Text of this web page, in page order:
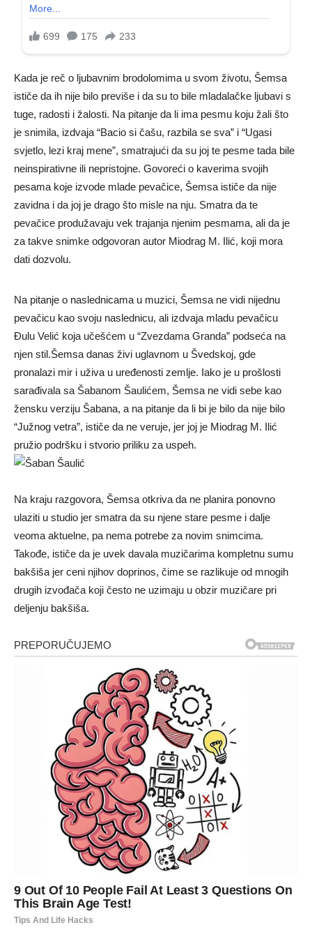
Kada je reč o ljubavnim brodolomima u svom životu, Šemsa
ističe da ih nije bilo previše i da su to bile mladalačke ljubavi s
tuge, radosti i žalosti. Na pitanje da li ima pesmu koju žali što
je snimila, izdvaja “Bacio si čašu, razbila se sva” i “Ugasi
svjetlo, lezi kraj mene”, smatrajući da su joj te pesme tada bile
neinspirativne ili nepristojne. Govoreći o kaverima svojih
pesama koje izvode mlade pevačice, Šemsa ističe da nije
zavidna i da joj je drago što misle na nju. Smatra da te
pevačice produžavaju vek trajanja njenim pesmama, ali da je
za takve snimke odgovoran autor Miodrag M. Ilić, koji mora
dati dozvolu.
Na pitanje o naslednicama u muzici, Šemsa ne vidi nijednu
pevačicu kao svoju naslednicu, ali izdvaja mladu pevačicu
Đulu Velić koja učešćem u “Zvezdama Granda” podseća na
njen stil.Šemsa danas živi uglavnom u Švedskoj, gde
pronalazi mir i uživa u uređenosti zemlje. Iako je u prošlosti
sarađivala sa Šabanom Šaulićem, Šemsa ne vidi sebe kao
žensku verziju Šabana, a na pitanje da li bi je bilo da nije bilo
“Južnog vetra”, ističe da ne veruje, jer joj je Miodrag M. Ilić
pružio podršku i stvorio priliku za uspeh.
Na kraju razgovora, Šemsa otkriva da ne planira ponovno
ulaziti u studio jer smatra da su njene stare pesme i dalje
veoma aktuelne, pa nema potrebe za novim snimcima.
Takođe, ističe da je uvek davala muzičarima kompletnu sumu
bakšiša jer ceni njihov doprinos, čime se razlikuje od mnogih
drugih izvođača koji često ne uzimaju u obzir muzičare pri
deljenju bakšiša.